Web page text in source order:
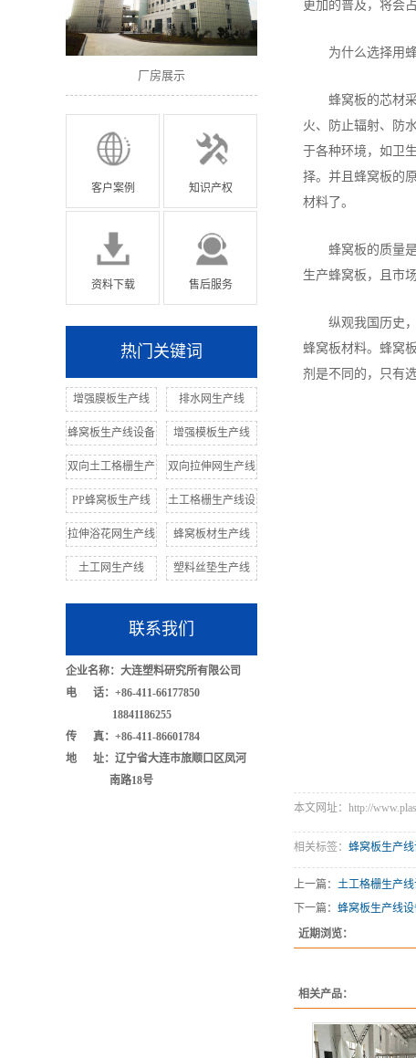
厂房展示
客户案例 知识产权
资料下载 售后服务
热门关键词
增强膜板生产线 排水网生产线
蜂窝板生产线设备 增强模板生产线
双向土工格栅生产 双向拉伸网生产线
PP蜂窝板生产线 土工格栅生产线设
拉伸浴花网生产线 蜂窝板材生产线
土工网生产线 塑料丝垫生产线
联系我们
企业名称：大连塑料研究所有限公司
电 话：+86-411-66177850
18841186255
传 真：+86-411-86601784
地 址：辽宁省大连市旅顺口区凤河
南路18号
更加的普及，将会
为什么选择用
蜂窝板的芯材
火、防止辐射、防
于各种环境，如卫
择。并且蜂窝板的
材料了。
蜂窝板的质量
生产蜂窝板，且市
纵观我国历史
蜂窝板材料。蜂窝
剂是不同的，只有
本文网址：http://
相关标签： 蜂窝板生产
上一篇： 土工格栅生产
下一篇： 蜂窝板生产线
近期浏览：
相关产品：